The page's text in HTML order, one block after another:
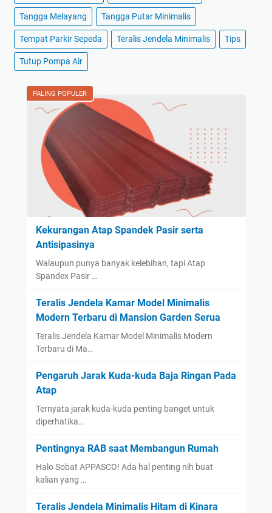
Tangga Melayang Tangga Putar Minimalis
Tempat Parkir Sepeda Teralis Jendela Minimalis Tips
Tutup Pompa Air
PALING POPULER
Kekurangan Atap Spandek Pasir serta
Antisipasinya
Walaupun punya banyak kelebihan, tapi Atap
Spandex Pasir …
Teralis Jendela Kamar Model Minimalis
Modern Terbaru di Mansion Garden Serua
Teralis Jendela Kamar Model Minimalis Modern
Terbaru di Ma…
Pengaruh Jarak Kuda-kuda Baja Ringan Pada
Atap
Ternyata jarak kuda-kuda penting banget untuk
diperhatika…
Pentingnya RAB saat Membangun Rumah
Halo Sobat APPASCO! Ada hal penting nih buat
kalian yang …
Teralis Jendela Minimalis Hitam di Kinara